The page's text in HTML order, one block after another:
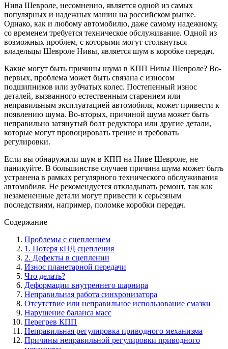
Нива Шевроле, несомненно, является одной из самых
популярных и надежных машин на российском рынке.
Однако, как и любому автомобилю, даже самому надежному,
со временем требуется техническое обслуживание. Одной из
возможных проблем, с которыми могут столкнуться
владельцы Шевроле Нивы, является шум в коробке передач.
Какие могут быть причины шума в КПП Нивы Шевроле? Во-
первых, проблема может быть связана с износом
подшипников или зубчатых колес. Постепенный износ
деталей, вызванного естественным старением или
неправильным эксплуатацией автомобиля, может привести к
появлению шума. Во-вторых, причиной шума может быть
неправильно затянутый болт редуктора или другие детали,
которые могут провоцировать трение и требовать
регулировки.
Если вы обнаружили шум в КПП на Ниве Шевроле, не
паникуйте. В большинстве случаев причина шума может быть
устранена в рамках регулярного технического обслуживания
автомобиля. Не рекомендуется откладывать ремонт, так как
незамененные детали могут привести к серьезным
последствиям, например, поломке коробки передач.
Содержание
Проблемы с сцеплением
1. Потеря кПД сцепления
2. Дефекты в сцеплении
Износ планетарной передачи
Что делать?
Деформации внутреннего шарнира
Неправильная работа синхронизатора
Отсутствие или неправильное использование смазки
Нарушение баланса масс
Перегрев КПП
Неправильная регулировка приводного механизма
Причины неправильной регулировки приводного